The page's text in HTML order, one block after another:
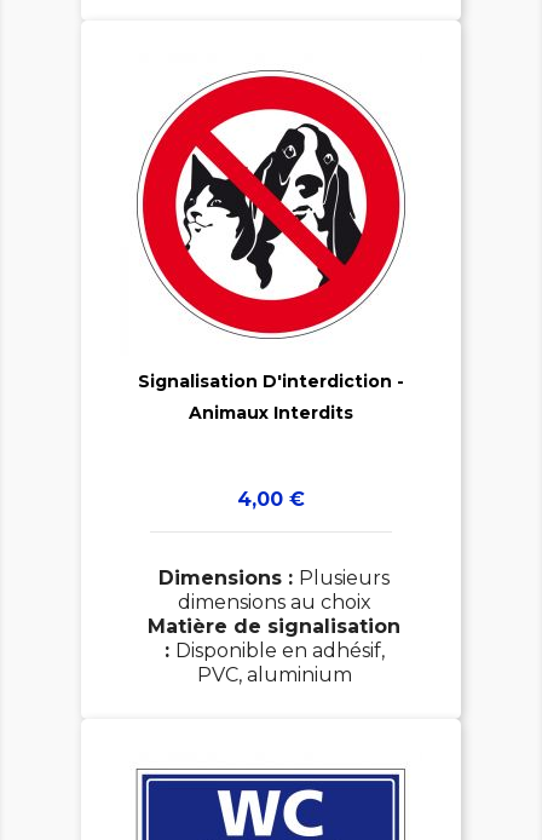


Signalisation D'interdiction -
Animaux Interdits
Prix
4,00 €
Dimensions : Plusieurs
dimensions au choix
Matière de signalisation
: Disponible en adhésif,
PVC, aluminium